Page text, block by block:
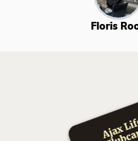
Floris